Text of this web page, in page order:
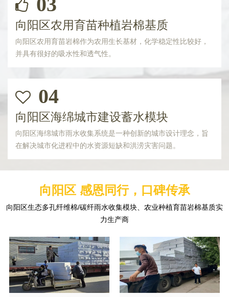
向阳区农用育苗种植岩棉基质
向阳区农用育苗岩棉作为农用生长基材，化学稳定性比较好，
并具有很好的吸水性和透气性。
04
向阳区海绵城市建设蓄水模块
向阳区海绵城市雨水收集系统是一种创新的城市设计理念，旨
在解决城市化进程中的水资源短缺和洪涝灾害问题。
向阳区 感恩同行，口碑传承
向阳区生态多孔纤维棉/碳纤雨水收集模块、农业种植育苗岩棉基质实
力生产商